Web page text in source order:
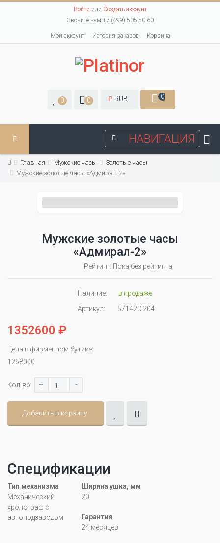
Войти или Создать аккаунт
Звоните нам +7 (499) 505-50-60
Мой аккаунт История заказов Корзина
0 0 ₽ RUB 0
НАВИГАЦИЯ
Главная Мужские часы
Золотые часы
Мужские золотые часы «Адмирал-2»
Мужские золотые часы
«Адмирал-2»
Рейтинг: Пока без рейтинга
Наличие:
в продаже
Артикул:
57142С.204
1352600 ₽
Цена в фирменном бутике:
1268000
Кол-во: + -
Добавить в корзину
Спецификации
Тип механизма
Механический
хронограф с
автоподзаводом
Ширина ушка, мм
20
Гарантия
24 месяцев